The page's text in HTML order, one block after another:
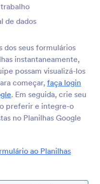
de dados
dos seus formulários
instantaneamente,
possam visualizá-los
começar, faça login
. Em seguida, crie seu
preferir e integre-o
no Planilhas Google
ao Planilhas
formulário às suas